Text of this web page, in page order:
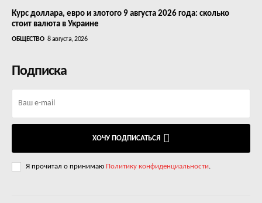
Курс доллара, евро и злотого 9 августа 2026 года: сколько
стоит валюта в Украине
ОБЩЕСТВО 8 августа, 2026
Подписка
ХОЧУ ПОДПИСАТЬСЯ
Я прочитал о принимаю Политику конфиденциальности.